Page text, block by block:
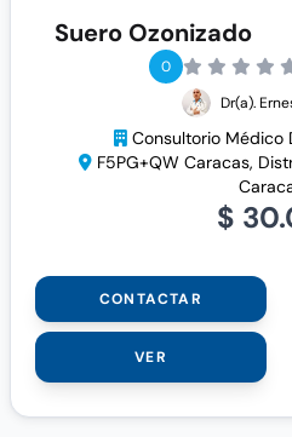
Suero Ozonizado
0
Dr(a).
Consultorio Médico
F5PG+QW Caracas,
$
CONTACTAR
VER